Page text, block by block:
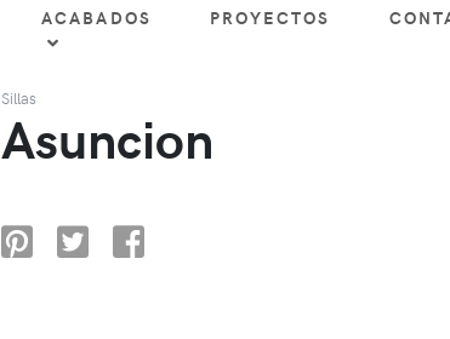
ACABADOS PROYECTOS
Sillas
Asuncion